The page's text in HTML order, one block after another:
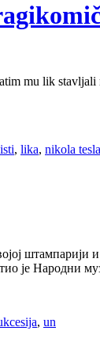
mu lik
, lika, nikola tesla
је Народни
, un